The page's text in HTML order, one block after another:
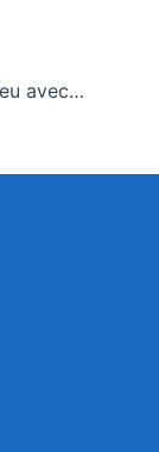
Moyen-Orient : Donald Trump exclut tout cessez-le-feu avec l’Iran et s’en prend à l’Otan